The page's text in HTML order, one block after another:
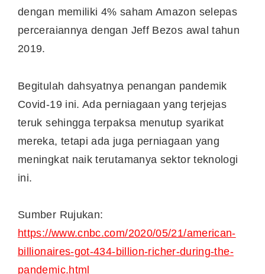
dengan memiliki 4% saham Amazon selepas
perceraiannya dengan Jeff Bezos awal tahun
2019.
Begitulah dahsyatnya penangan pandemik
Covid-19 ini. Ada perniagaan yang terjejas
teruk sehingga terpaksa menutup syarikat
mereka, tetapi ada juga perniagaan yang
meningkat naik terutamanya sektor teknologi
ini.
Sumber Rujukan:
https://www.cnbc.com/2020/05/21/american-
billionaires-got-434-billion-richer-during-the-
pandemic.html